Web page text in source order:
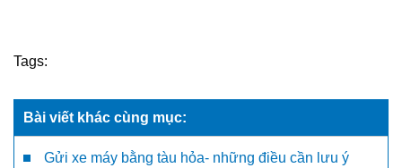
Tags:
Bài viết khác cùng mục:
Gửi xe máy bằng tàu hỏa- những điều cần lưu ý